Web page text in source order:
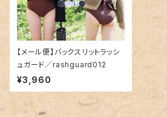
【メール便】バックスリットラッシ
ュガード／rashguard012
¥3,960